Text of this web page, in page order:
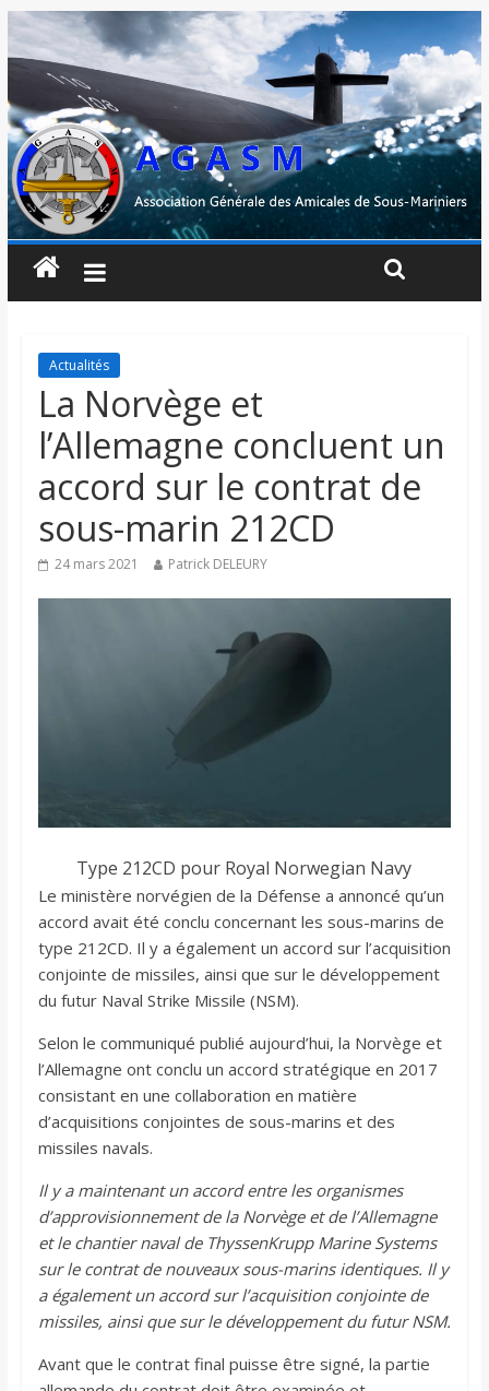
Actualités
La Norvège et
l’Allemagne concluent un
accord sur le contrat de
sous-marin 212CD
24 mars 2021 Patrick DELEURY
Type 212CD pour Royal Norwegian Navy
Le ministère norvégien de la Défense a annoncé qu’un
accord avait été conclu concernant les sous-marins de
type 212CD. Il y a également un accord sur l’acquisition
conjointe de missiles, ainsi que sur le développement
du futur Naval Strike Missile (NSM).
Selon le communiqué publié aujourd’hui, la Norvège et
l’Allemagne ont conclu un accord stratégique en 2017
consistant en une collaboration en matière
d’acquisitions conjointes de sous-marins et des
missiles navals.
Il y a maintenant un accord entre les organismes
d’approvisionnement de la Norvège et de l’Allemagne
et le chantier naval de ThyssenKrupp Marine Systems
sur le contrat de nouveaux sous-marins identiques. Il y
a également un accord sur l’acquisition conjointe de
missiles, ainsi que sur le développement du futur NSM.
Avant que le contrat final puisse être signé, la partie